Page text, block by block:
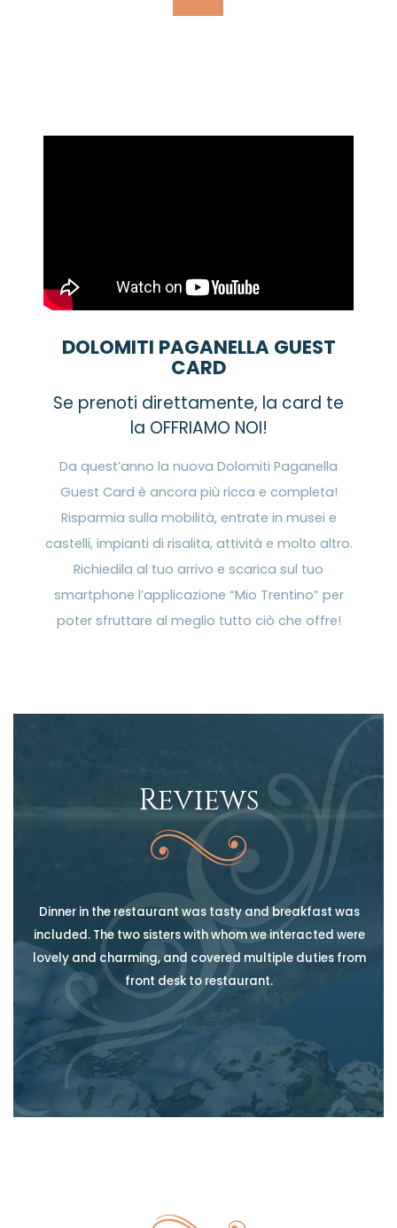
DOLOMITI PAGANELLA GUEST
CARD
Se prenoti direttamente, la card te
la OFFRIAMO NOI!
Da quest’anno la nuova Dolomiti Paganella
Guest Card è ancora più ricca e completa!
Risparmia sulla mobilità, entrate in musei e
castelli, impianti di risalita, attività e molto altro.
Richiedila al tuo arrivo e scarica sul tuo
smartphone l’applicazione “Mio Trentino” per
poter sfruttare al meglio tutto ciò che offre!
Reviews
Dinner in the restaurant was tasty and breakfast was
included. The two sisters with whom we interacted were
lovely and charming, and covered multiple duties from
front desk to restaurant.